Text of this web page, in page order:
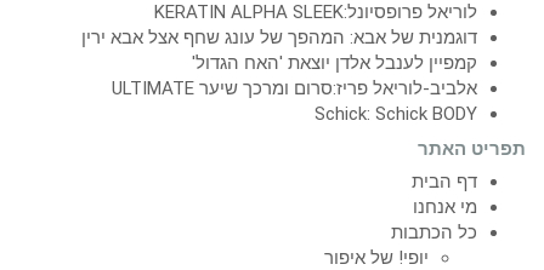
לוריאל פרופסיונל:KERATIN ALPHA SLEEK
דוגמנית של אבא: המהפך של עונג שחף אצל אבא ירין
קמפיין לענבל אלדן יוצאת 'האח הגדול'
אלביב-לוריאל פריז:סרום ומרכך שיער ULTIMATE
Schick: Schick BODY
תפריט האתר
דף הבית
מי אנחנו
כל הכתבות
יופי! של איפור